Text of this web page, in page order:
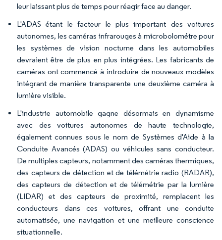
leur laissant plus de temps pour réagir face au danger.
L'ADAS étant le facteur le plus important des voitures
autonomes, les caméras infrarouges à microbolométre pour
les systèmes de vision nocturne dans les automobiles
devraient être de plus en plus intégrées. Les fabricants de
caméras ont commencé à introduire de nouveaux modèles
intégrant de manière transparente une deuxième caméra à
lumière visible.
L'industrie automobile gagne désormais en dynamisme
avec des voitures autonomes de haute technologie,
également connues sous le nom de Systèmes d'Aide à la
Conduite Avancés (ADAS) ou véhicules sans conducteur.
De multiples capteurs, notamment des caméras thermiques,
des capteurs de détection et de télémétrie radio (RADAR),
des capteurs de détection et de télémétrie par la lumière
(LIDAR) et des capteurs de proximité, remplacent les
conducteurs dans ces voitures, offrant une conduite
automatisée, une navigation et une meilleure conscience
situationnelle.